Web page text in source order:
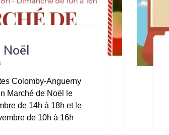
Noël
Colomby-Anguerny
Marché de Noël le
de 14h à 18h et le
de 10h à 16h